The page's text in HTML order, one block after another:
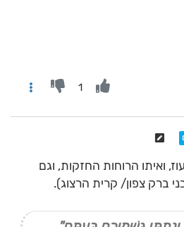
1
ואיתו הרוחות החזקות, וגם
ברק צפון/ קרית הרצוג).